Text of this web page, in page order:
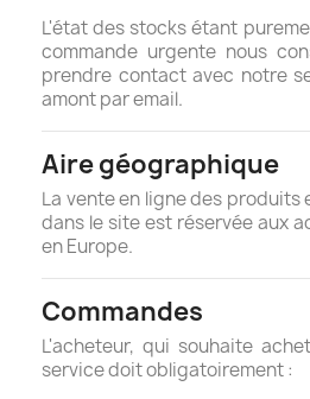
L'état des stocks étant
commande urgente nous
prendre contact avec notre
amont par email.
Aire géographique
La vente en ligne des
dans le site est réservée aux
en Europe.
Commandes
L'acheteur, qui souhaite
service doit obligatoirement :